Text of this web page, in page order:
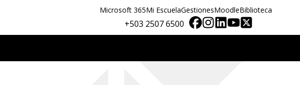
Microsoft 365Mi EscuelaGestionesMoodleBiblioteca
+503 2507 6500